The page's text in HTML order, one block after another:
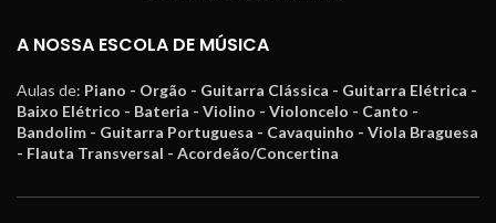
A NOSSA ESCOLA DE MÚSICA
Aulas de: Piano - Orgão - Guitarra Clássica - Guitarra Elétrica -
Baixo Elétrico - Bateria - Violino - Violoncelo - Canto -
Bandolim - Guitarra Portuguesa - Cavaquinho - Viola Braguesa
- Flauta Transversal - Acordeão/Concertina